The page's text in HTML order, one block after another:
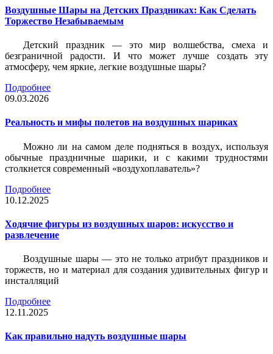
Воздушные Шары на Детских Праздниках: Как Сделать
Торжество Незабываемым
Детский праздник — это мир волшебства, смеха и
безграничной радости. И что может лучше создать эту
атмосферу, чем яркие, легкие воздушные шары?
Подробнее
09.03.2026
Реальность и мифы полетов на воздушных шариках
Можно ли на самом деле подняться в воздух, используя
обычные праздничные шарики, и с какими трудностями
столкнется современный «воздухоплаватель»?
Подробнее
10.12.2025
Ходячие фигуры из воздушных шаров: искусство и
развлечение
Воздушные шары — это не только атрибут праздников и
торжеств, но и материал для создания удивительных фигур и
инсталляций
Подробнее
12.11.2025
Как правильно надуть воздушные шары